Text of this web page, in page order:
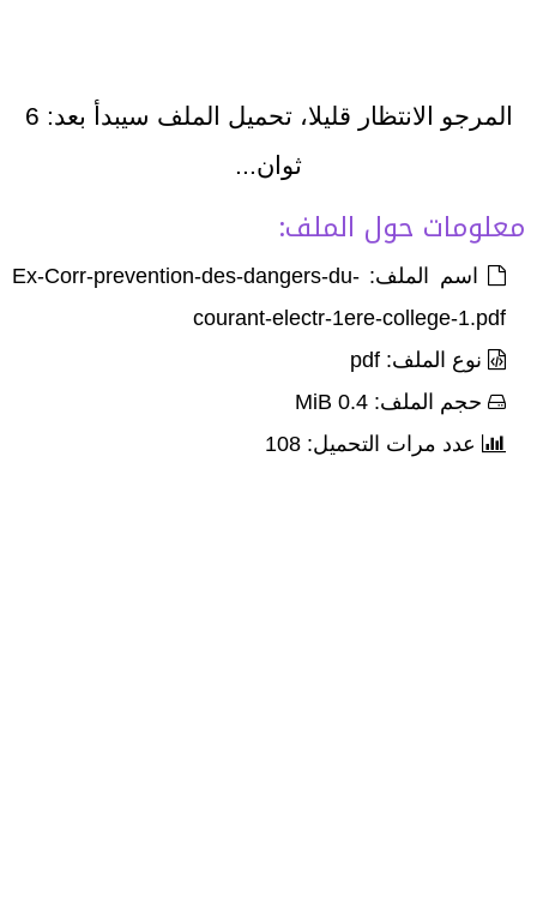
المرجو الانتظار قليلا، تحميل الملف سيبدأ بعد: 6
ثوان...
معلومات حول الملف:
اسم الملف: Ex-Corr-prevention-des-dangers-du-
courant-electr-1ere-college-1.pdf
نوع الملف: pdf
حجم الملف: 0.4 MiB
عدد مرات التحميل: 108